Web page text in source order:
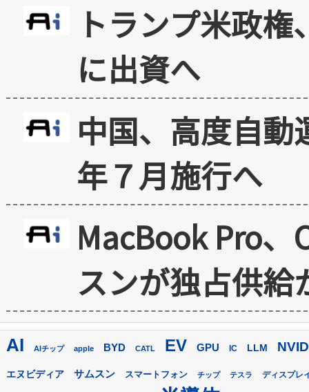
トランプ米政
に出資へ
中国、高度自
年７月施行へ
MacBook Pro
スンが独占供給
AI AIチップ apple BYD CATL EV GPU IC LLM
エヌビディア サムスン スマートフォン チップ テスラ ディスプレ